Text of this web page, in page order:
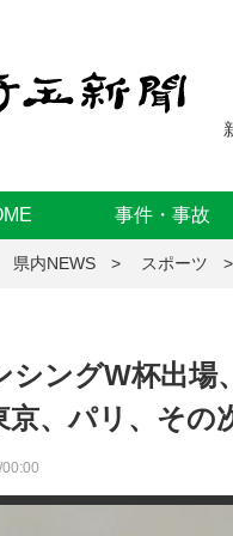
事件・事故
県内NEWS スポーツ
シングW杯出場
、パリ、その